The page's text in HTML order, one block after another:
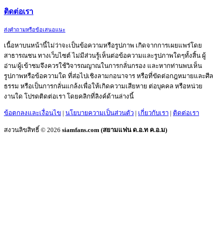
ติดต่อเรา
ส่งคำถามหรือข้อเสนอแนะ
เนื้อหาบนหน้านี้ไม่ว่าจะเป็นข้อความหรือรูปภาพ เกิดจากการเผยแพร่โดย
สาธารณชน ทางเว็บไซต์ ไม่มีส่วนรู้เห็นต่อข้อความและรูปภาพใดๆทั้งสิ้น ผู้
อ่าน/ผู้เข้าชมจึงควรใช้วิจารณญาณในการกลั่นกรอง และหากท่านพบเห็น
รูปภาพหรือข้อความใด ที่ส่อไปเชิงลามกอนาจาร หรือที่ขัดต่อกฎหมายและศีล
ธรรม หรือเป็นการกลั่นแกล้งเพื่อให้เกิดความเสียหาย ต่อบุคคล หรือหน่วย
งานใด โปรดติดต่อเรา โดยคลิกที่ลิงค์ด้านล่างนี้
ข้อตกลงและเงื่อนไข | นโยบายความเป็นส่วนตัว | เกี่ยวกับเรา | ติดต่อเรา
สงวนลิขสิทธิ์ © 2026 siamfans.com (สยามแฟน ด.อ.ท ค.อ.ม)